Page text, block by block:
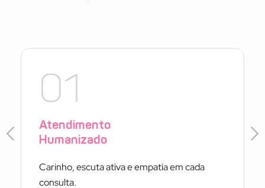
01
Atendimento
Humanizado
Carinho, escuta ativa e empatia em cada
consulta.